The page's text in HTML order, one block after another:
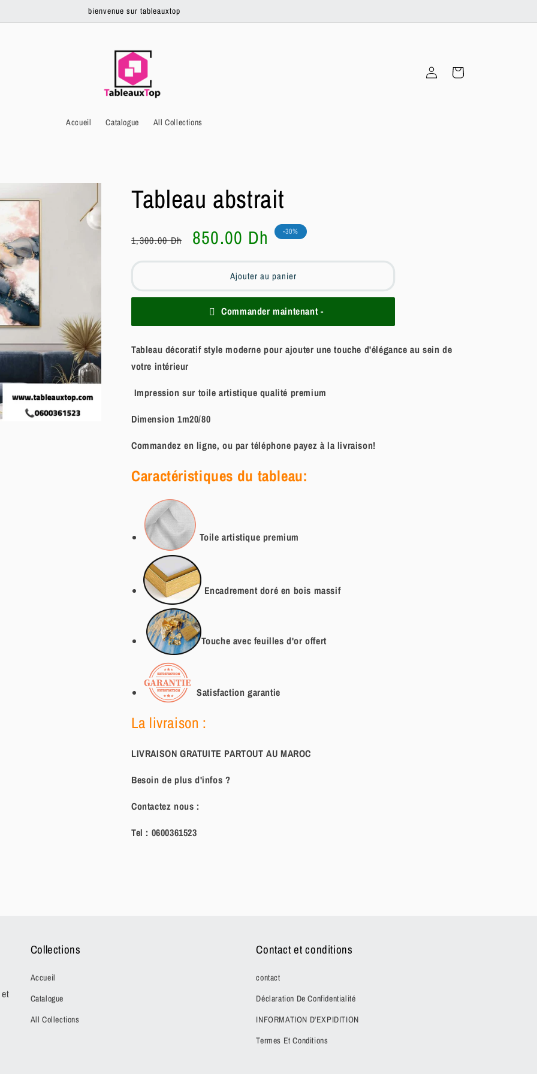
bienvenue sur tableauxtop
Accueil Catalogue All Collections
Connexion Panier
Tableau abstrait
Prix
habituel
1,300.00 Dh
Prix
soldé
850.00 Dh -30%
Ajouter au panier
Commander maintenant -
Tableau décoratif style moderne pour ajouter une touche d'élégance au sein de
votre intérieur
Impression sur toile artistique qualité premium
Dimension 1m20/80
Commandez en ligne, ou par téléphone payez à la livraison!
Caractéristiques du tableau:
Toile artistique premium
Encadrement doré en bois massif
Touche avec feuilles d'or offert
Satisfaction garantie
La livraison :
LIVRAISON GRATUITE PARTOUT AU MAROC
Besoin de plus d'infos ?
Contactez nous :
Tel : 0600361523
Collections
Accueil
Catalogue
All Collections
Contact et conditions
contact
Déclaration De Confidentialité
INFORMATION D'EXPIDITION
Termes Et Conditions